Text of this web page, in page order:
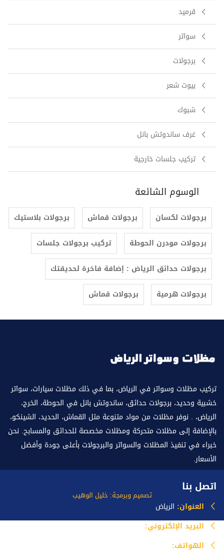
قرميد
سواتر
برجولات
بيوت شعر
شبوك
غرف ساندوتش بانل
تركيب جلسات خارجية
الوسوم الشائعة
برجولات لكسان برجولات قماش
برجولات بلاستيك
برجولات مودرن الحوطة
تركيب برجولات جلسات
برجولات حدائق الرياض : إضافة فاخرة لحديقتك
برجولات هرمية
برجولات قماش
تركيب مظلات وسواتر في الرياض، بما في ذلك مظلات سيارات، سواتر
خشبية وحديد، برجولات حدائق، ساندوتش بانل في الحوطة، الخرج،
الرياض، . نوفر مظلات من مواد متنوعة مثل القماش، الحديد، الشينكو،
بالإضافة إلى مظلات متحركة ومظلات مخصصة للحدائق والمسابح. نحن
خبراء في تنفيذ المظلات والسواتر والبرجولات بأعلى جودة وأفضل
الأسعار.
اتصل بنا
العنوان: الرياض
البريد الإلكتروني:
الهواتف:
تصميم وبرمجة: خليل الوهيب